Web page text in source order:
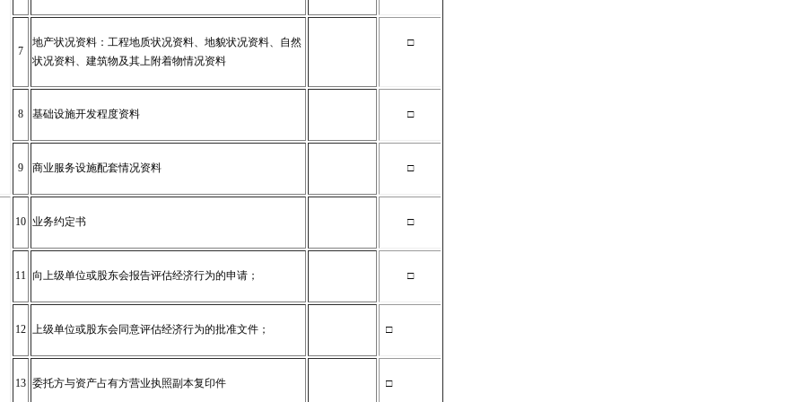
7
地产状况资料：工程地质状况资料、地貌状况资料、自然
状况资料、建筑物及其上附着物情况资料
□
8 基础设施开发程度资料 □
9 商业服务设施配套情况资料 □
10 业务约定书 □
11 向上级单位或股东会报告评估经济行为的申请； □
12 上级单位或股东会同意评估经济行为的批准文件； □
13 委托方与资产占有方营业执照副本复印件 □